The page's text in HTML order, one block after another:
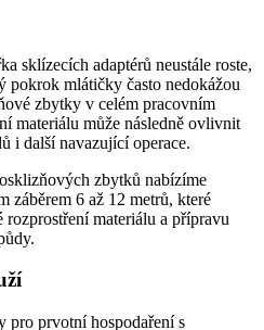
sklízecích adaptérů neustále roste,
pokrok mlátičky často nedokážou
zbytky v celém pracovním
materiálu může následně ovlivnit
i další navazující operace.
zbytků nabízíme
záběrem 6 až 12 metrů, které
materiálu a přípravu
pro prvotní hospodaření s